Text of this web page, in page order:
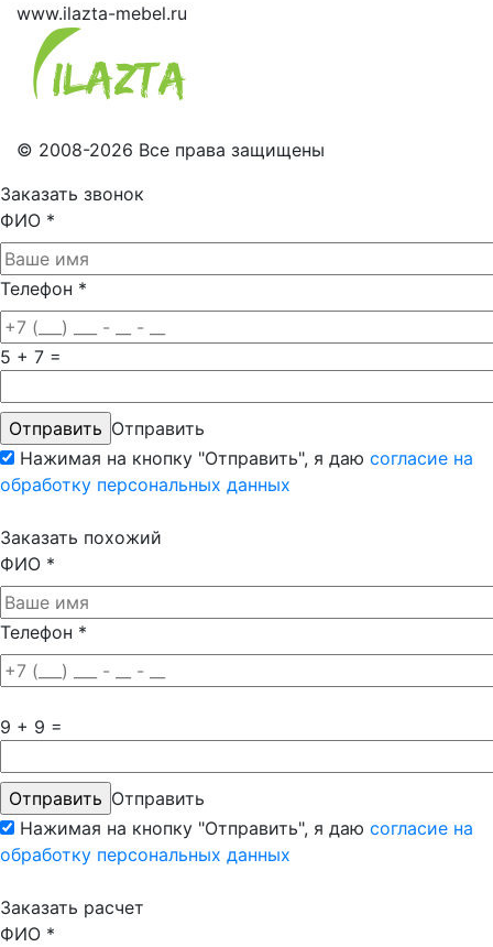
www.ilazta-mebel.ru
© 2008-2026 Все права защищены
Заказать звонок
ФИО *
Телефон *
5 + 7 =
Отправить
Нажимая на кнопку "Отправить", я даю согласие на
обработку персональных данных
Заказать похожий
ФИО *
Телефон *
9 + 9 =
Отправить
Нажимая на кнопку "Отправить", я даю согласие на
обработку персональных данных
Заказать расчет
ФИО *